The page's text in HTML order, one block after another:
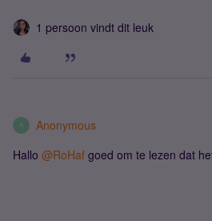
1 persoon vindt dit leuk
A Anonymous
Hallo @RoHaf goed om te lezen dat